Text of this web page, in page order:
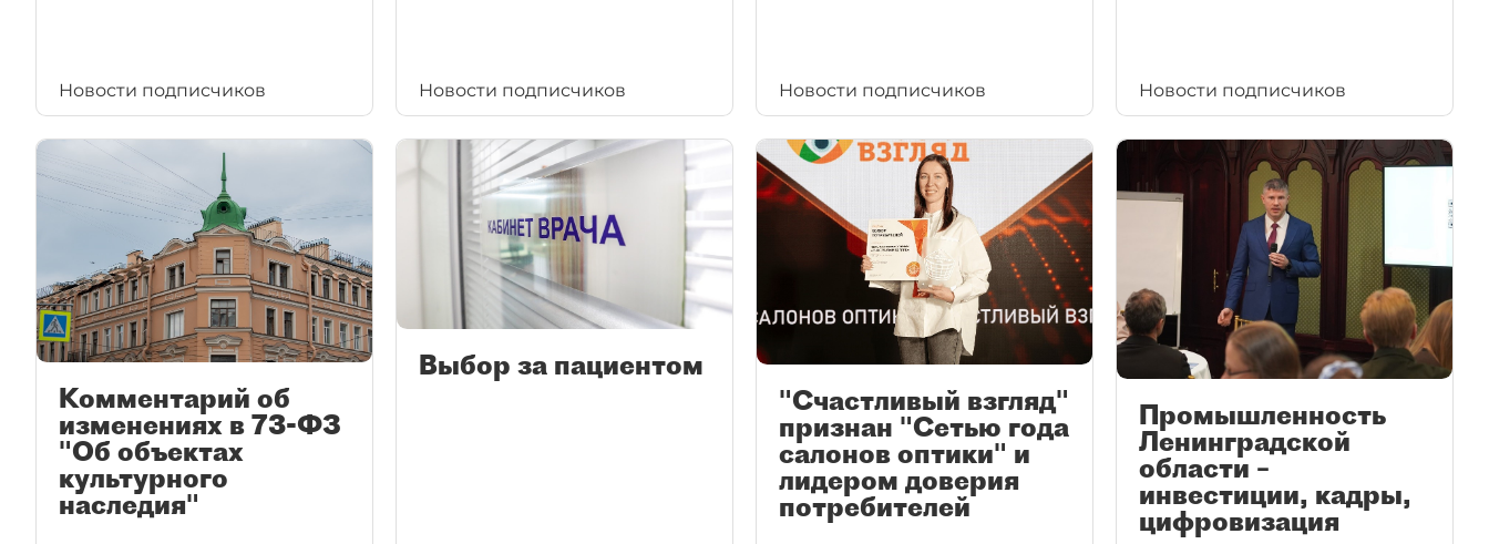
Новости подписчиков Новости подписчиков Новости подписчиков Новости подписчиков
Комментарий об
изменениях в 73-ФЗ
"Об объектах
культурного
наследия"
Выбор за пациентом
"Счастливый взгляд"
признан "Сетью года
салонов оптики" и
лидером доверия
потребителей
Промышленность
Ленинградской
области –
инвестиции, кадры,
цифровизация